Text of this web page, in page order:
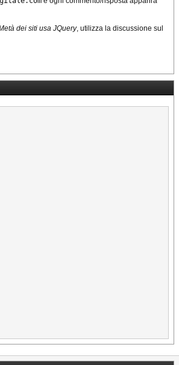
dei siti usa JQuery, utilizza la discussione sul